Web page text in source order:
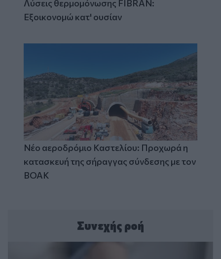
Λύσεις θερμομόνωσης FIBRAN:
Εξοικονομώ κατ' ουσίαν
Νέο αεροδρόμιο Καστελίου: Προχωρά η
κατασκευή της σήραγγας σύνδεσης με τον
ΒΟΑΚ
Συνεχής ροή